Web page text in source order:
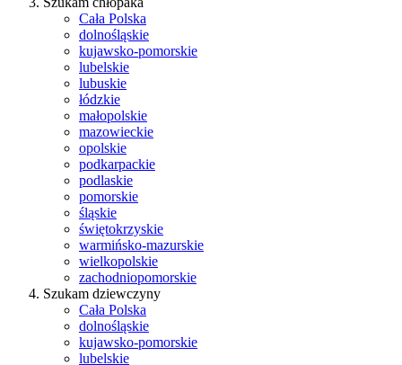
Cała Polska
dolnośląskie
kujawsko-pomorskie
lubelskie
lubuskie
łódzkie
małopolskie
mazowieckie
opolskie
podkarpackie
podlaskie
pomorskie
śląskie
świętokrzyskie
warmińsko-mazurskie
wielkopolskie
zachodniopomorskie
Szukam dziewczyny
Cała Polska
dolnośląskie
kujawsko-pomorskie
lubelskie